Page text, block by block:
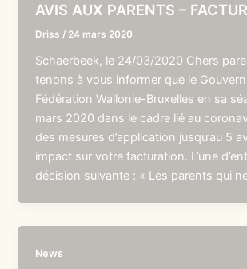
AVIS AUX PARENTS –
Driss / 24 mars 2020
Schaerbeek, le 24/03/2020 Chers
tenons à vous informer que le
Fédération Wallonie-Bruxelles en sa
mars 2020 dans le cadre lié au
des mesures d’application jusqu’au 5
impact sur votre facturation. L’une
décision suivante : « Les parents qui
News